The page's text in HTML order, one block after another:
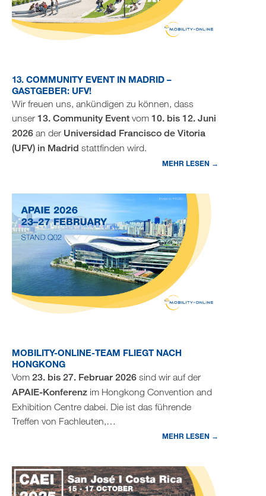
13. COMMUNITY EVENT IN MADRID –
GASTGEBER: UFV!
Wir freuen uns, ankündigen zu können, dass
unser 13. Community Event vom 10. bis 12. Juni
2026 an der Universidad Francisco de Vitoria
(UFV) in Madrid stattfinden wird.
MEHR LESEN →
MOBILITY-ONLINE-TEAM FLIEGT NACH
HONGKONG
Vom 23. bis 27. Februar 2026 sind wir auf der
APAIE-Konferenz im Hongkong Convention and
Exhibition Centre dabei. Die ist das führende
Treffen von Fachleuten,…
MEHR LESEN →